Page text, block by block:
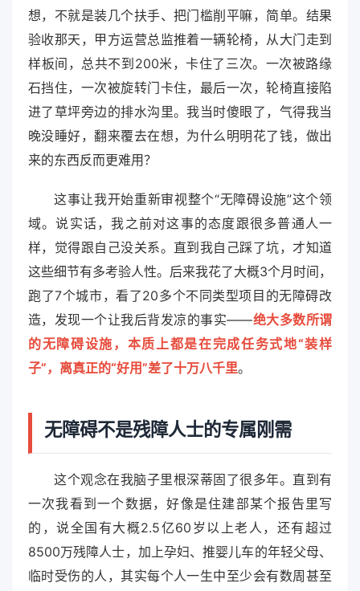
想，不就是装几个扶手、把门槛削平嘛，简单。结果
验收那天，甲方运营总监推着一辆轮椅，从大门走到
样板间，总共不到200米，卡住了三次。一次被路缘
石挡住，一次被旋转门卡住，最后一次，轮椅直接陷
进了草坪旁边的排水沟里。我当时傻眼了，气得我当
晚没睡好，翻来覆去在想，为什么明明花了钱，做出
来的东西反而更难用？
这事让我开始重新审视整个“无障碍设施”这个领
域。说实话，我之前对这事的态度跟很多普通人一
样，觉得跟自己没关系。直到我自己踩了坑，才知道
这些细节有多考验人性。后来我花了大概3个月时间，
跑了7个城市，看了20多个不同类型项目的无障碍改
造，发现一个让我后背发凉的事实——绝大多数所谓
的无障碍设施，本质上都是在完成任务式地“装样
子”，离真正的“好用”差了十万八千里。
无障碍不是残障人士的专属刚需
这个观念在我脑子里根深蒂固了很多年。直到有
一次我看到一个数据，好像是住建部某个报告里写
的，说全国有大概2.5亿60岁以上老人，还有超过
8500万残障人士，加上孕妇、推婴儿车的年轻父母、
临时受伤的人，其实每个人一生中至少会有数周甚至